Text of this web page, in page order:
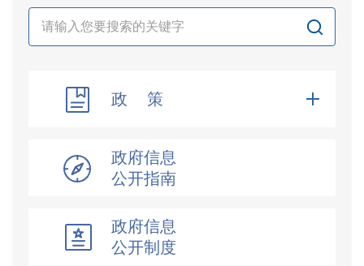
政 策
政府信息
公开指南
政府信息
公开制度